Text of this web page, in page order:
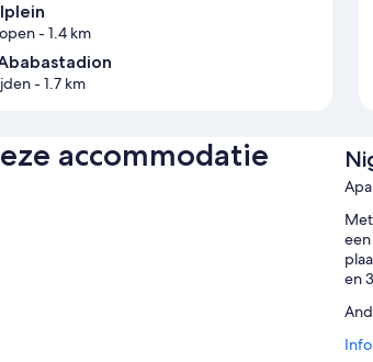
- 1.4 km
- 1.7 km
accommodatie
en